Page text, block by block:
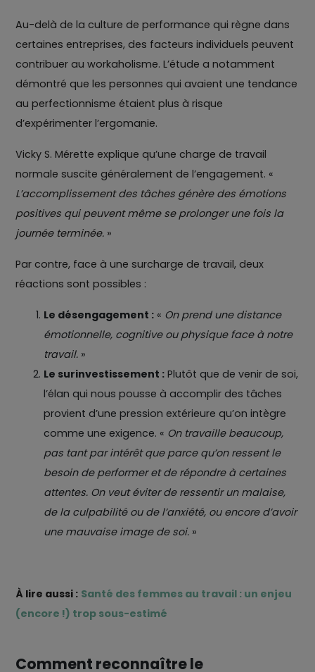
Au-delà de la culture de performance qui règne dans
certaines entreprises, des facteurs individuels peuvent
contribuer au workaholisme. L’étude a notamment
démontré que les personnes qui avaient une tendance
au perfectionnisme étaient plus à risque
d’expérimenter l’ergomanie.
Vicky S. Mérette explique qu’une charge de travail
normale suscite généralement de l’engagement. «
L’accomplissement des tâches génère des émotions
positives qui peuvent même se prolonger une fois la
journée terminée. »
Par contre, face à une surcharge de travail, deux
réactions sont possibles :
Le désengagement : « On prend une distance
émotionnelle, cognitive ou physique face à notre
travail. »
Le surinvestissement : Plutôt que de venir de soi,
l’élan qui nous pousse à accomplir des tâches
provient d’une pression extérieure qu’on intègre
comme une exigence. « On travaille beaucoup,
pas tant par intérêt que parce qu’on ressent le
besoin de performer et de répondre à certaines
attentes. On veut éviter de ressentir un malaise,
de la culpabilité ou de l’anxiété, ou encore d’avoir
une mauvaise image de soi. »
À lire aussi : Santé des femmes au travail : un enjeu
(encore !) trop sous-estimé
Comment reconnaître le